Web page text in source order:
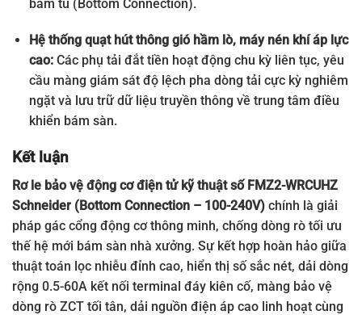
bám tủ (Bottom Connection).
Hệ thống quạt hút thông gió hầm lò, máy nén khí áp lực
cao:Các phụ tải đắt tiền hoạt động chu kỳ liên tục, yêu
cầu màng giám sát độ lệch pha dòng tải cực kỳ nghiêm
ngặt và lưu trữ dữ liệu truyền thông về trung tâm điều
khiển bám sàn.
Kết luận
Rơ le bảo vệ động cơ điện tử kỹ thuật số FMZ2-WRCUHZ
Schneider (Bottom Connection – 100-240V) chính là giải
pháp gác cổng động cơ thông minh, chống dòng rò tối ưu
thế hệ mới bám sàn nhà xưởng. Sự kết hợp hoàn hảo giữa
thuật toán lọc nhiễu đỉnh cao, hiển thị số sắc nét, dải dòng
rộng 0.5-60A kết nối terminal đáy kiên cố, màng bảo vệ
dòng rò ZCT tối tân, dải nguồn điện áp cao linh hoạt cùng